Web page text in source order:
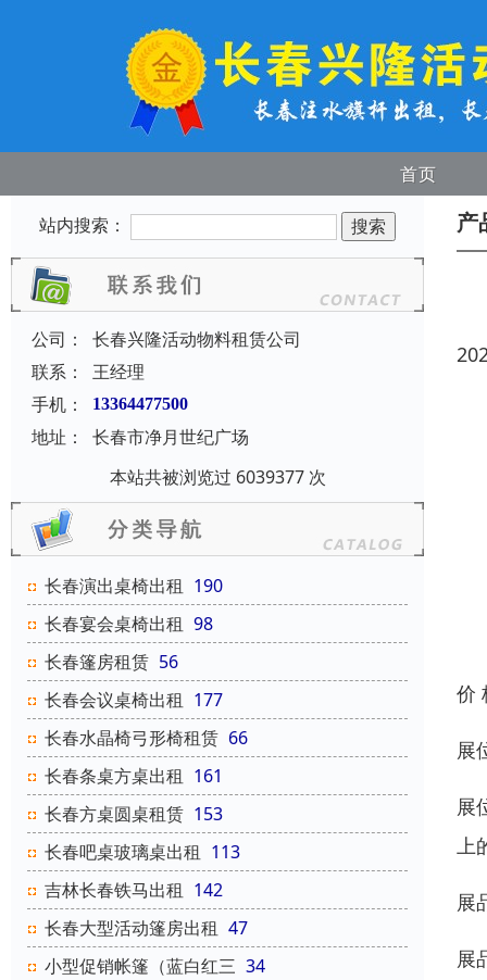
首页
站内搜索：
公司：
长春兴隆活动物料租赁公司
联系：
王经理
手机：
13364477500
地址：
长春市净月世纪广场
本站共被浏览过 6039377 次
长春演出桌椅出租 190
长春宴会桌椅出租 98
长春篷房租赁 56
长春会议桌椅出租 177
长春水晶椅弓形椅租赁 66
长春条桌方桌出租 161
长春方桌圆桌租赁 153
长春吧桌玻璃桌出租 113
吉林长春铁马出租 142
长春大型活动篷房出租 47
小型促销帐篷（蓝白红三 34
产
价
展
展
上
展
展